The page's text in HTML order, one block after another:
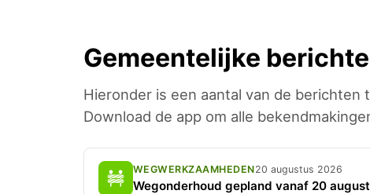
Gemeentelijke
Hieronder is een aantal van de berichten
Download de app om alle
WEGWERKZAAMHEDEN20 augustus 2026
Wegonderhoud gepland vanaf 20